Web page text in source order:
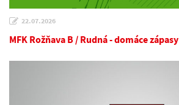
22.07.2026
MFK Rožňava B / Rudná - domáce zápasy